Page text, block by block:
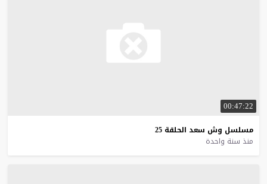
00:47:22
مسلسل وش سعد الحلقة 25
منذ سنة واحدة